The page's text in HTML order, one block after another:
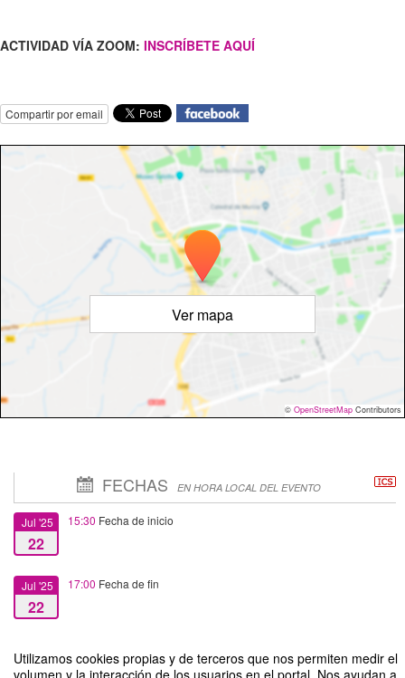
Utilizamos cookies propias y de terceros que nos permiten medir el
volumen y la interacción de los usuarios en el portal. Nos ayudan a
ACTIVIDAD VÍA ZOOM: INSCRÍBETE AQUÍ
Compartir por email
Ver mapa
© OpenStreetMap Contributors
FECHAS EN HORA LOCAL DEL EVENTO
Jul '25
22
15:30 Fecha de inicio
Jul '25
22
17:00 Fecha de fin